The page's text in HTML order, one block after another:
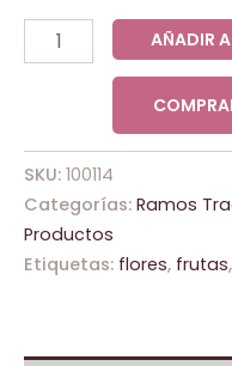
AÑADIR
SKU: 100114
Categorías: Ramos
Productos
Etiquetas: flores, frutas,